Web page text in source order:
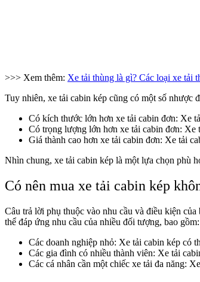
>>> Xem thêm: Xe tải thùng là gì? Các loại xe tải
Tuy nhiên, xe tải cabin kép cũng có một số nhược
Có kích thước lớn hơn xe tải cabin đơn: Xe
Có trọng lượng lớn hơn xe tải cabin đơn: Xe
Giá thành cao hơn xe tải cabin đơn: Xe tải
Nhìn chung, xe tải cabin kép là một lựa chọn phù
Có nên mua xe tải cabin kép
Câu trả lời phụ thuộc vào nhu cầu và điều kiện
thể đáp ứng nhu cầu của nhiều đối tượng, bao gồm:
Các doanh nghiệp nhỏ: Xe tải cabin kép có
Các gia đình có nhiều thành viên: Xe tải
Các cá nhân cần một chiếc xe tải đa năng: